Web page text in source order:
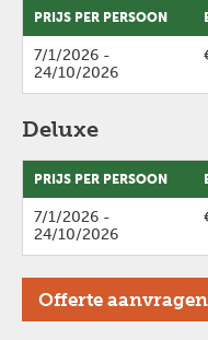
PRIJS PER PERSOON
7/1/2026 -
24/10/2026
Deluxe
PRIJS PER PERSOON
7/1/2026 -
24/10/2026
Offerte aanvragen